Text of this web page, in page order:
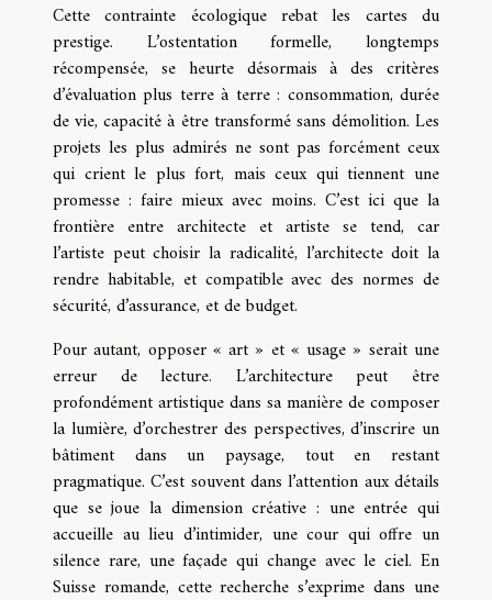
Cette contrainte écologique rebat les cartes du
prestige. L’ostentation formelle, longtemps
récompensée, se heurte désormais à des critères
d’évaluation plus terre à terre : consommation, durée
de vie, capacité à être transformé sans démolition. Les
projets les plus admirés ne sont pas forcément ceux
qui crient le plus fort, mais ceux qui tiennent une
promesse : faire mieux avec moins. C’est ici que la
frontière entre architecte et artiste se tend, car
l’artiste peut choisir la radicalité, l’architecte doit la
rendre habitable, et compatible avec des normes de
sécurité, d’assurance, et de budget.
Pour autant, opposer « art » et « usage » serait une
erreur de lecture. L’architecture peut être
profondément artistique dans sa manière de composer
la lumière, d’orchestrer des perspectives, d’inscrire un
bâtiment dans un paysage, tout en restant
pragmatique. C’est souvent dans l’attention aux détails
que se joue la dimension créative : une entrée qui
accueille au lieu d’intimider, une cour qui offre un
silence rare, une façade qui change avec le ciel. En
Suisse romande, cette recherche s’exprime dans une